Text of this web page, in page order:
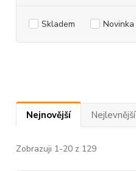
Skladem Novinka
Nejnovější Nejlevnější
Zobrazuji 1-20 z 129